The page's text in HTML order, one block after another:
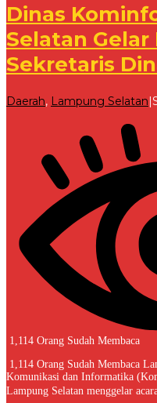
Dinas
Selatan Gelar
Sekretaris
Daerah, Lampung Selatan|
1,114 Orang Sudah Membaca
1,114 Orang Sudah Membaca
Komunikasi dan Informatika
Lampung Selatan menggelar